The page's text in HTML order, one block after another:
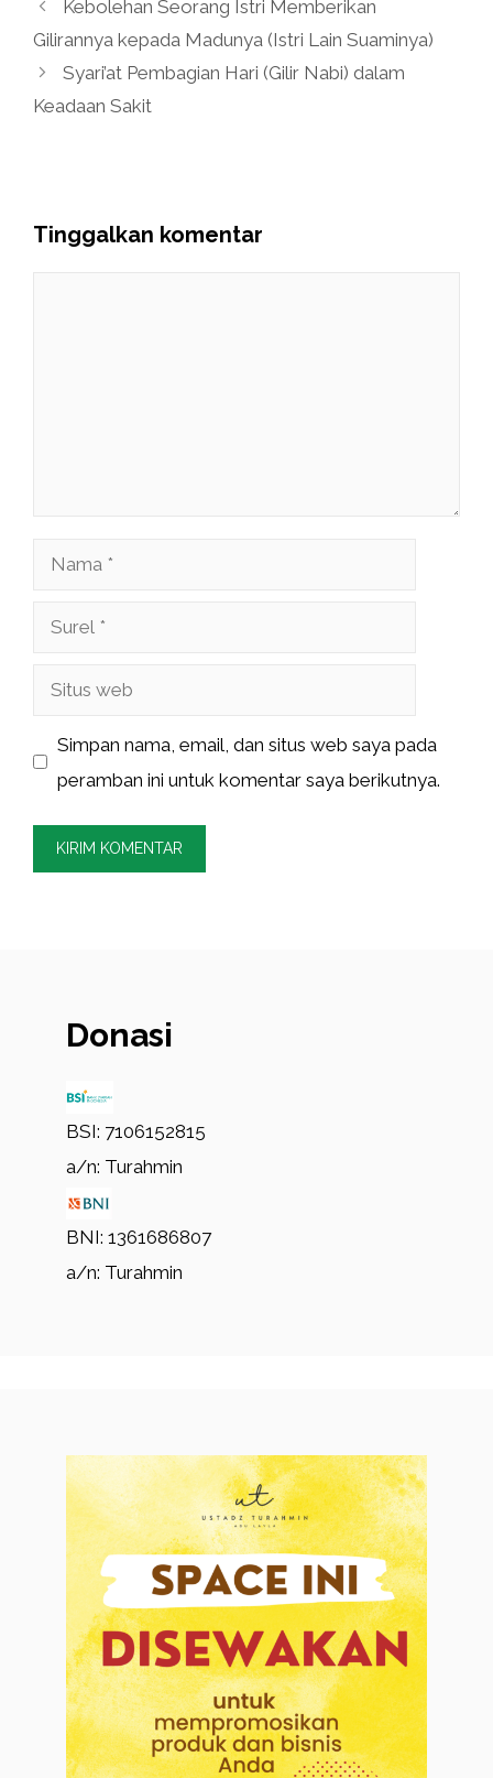
Kebolehan Seorang Istri Memberikan
Gilirannya kepada Madunya (Istri Lain Suaminya)
Syari’at Pembagian Hari (Gilir Nabi) dalam
Keadaan Sakit
Tinggalkan komentar
Nama
Surel
Situs
Simpan nama, email, dan situs web saya pada
peramban ini untuk komentar saya berikutnya.
Donasi
BSI: 7106152815
a/n: Turahmin
BNI: 1361686807
a/n: Turahmin